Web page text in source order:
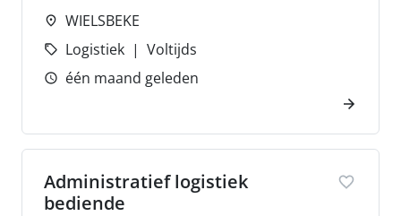
WIELSBEKE
Logistiek
Voltijds
één maand geleden
Administratief logistiek
bediende